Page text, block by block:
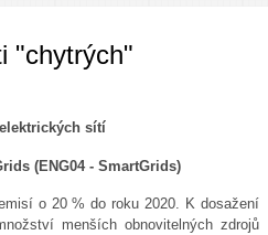
"chytrých"
sítí
(ENG04 - SmartGrids)
o 20 % do roku 2020. K dosažení
menších obnovitelných zdrojů